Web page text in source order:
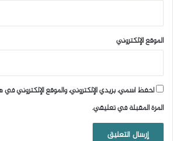
الموقع الإلكتروني
احفظ اسمي، بريدي الإلكتروني، والموقع الإلكتروني
المرة المقبلة في تعليقي.